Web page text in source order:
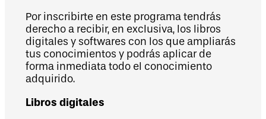
Por inscribirte en este programa tendrás
derecho a recibir, en exclusiva, los libros
digitales y softwares con los que ampliarás
tus conocimientos y podrás aplicar de
forma inmediata todo el conocimiento
adquirido.
Libros digitales